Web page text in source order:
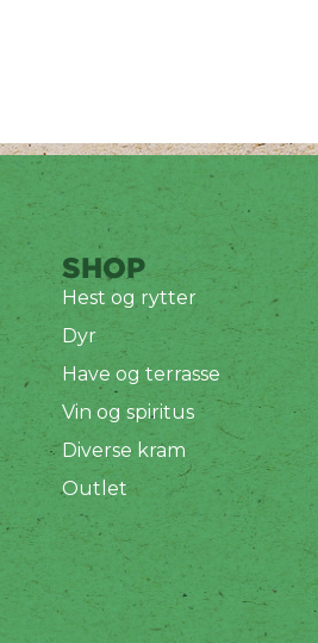
SHOP
Hest og rytter
Dyr
Have og terrasse
Vin og spiritus
Diverse kram
Outlet